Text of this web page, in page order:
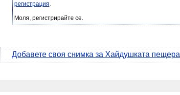
регистрация.
Моля, регистрирайте се.
Добавете своя снимка за Хайдушката пещера